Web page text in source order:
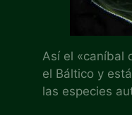
Así el «caníbal
el Báltico y
las especies